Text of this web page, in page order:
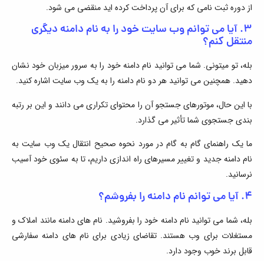
از دوره ثبت نامی که برای آن پرداخت کرده اید منقضی می شود.
۳. آیا می توانم وب سایت خود را به نام دامنه دیگری
منتقل کنم؟
بله، تو میتونی. شما می توانید نام دامنه خود را به سرور میزبان خود نشان
دهید. همچنین می توانید هر دو نام دامنه را به یک وب سایت اشاره کنید.
با این حال، موتورهای جستجو آن را محتوای تکراری می دانند و این بر رتبه
بندی جستجوی شما تأثیر می گذارد.
ما یک راهنمای گام به گام در مورد نحوه صحیح انتقال یک وب سایت به
نام دامنه جدید و تغییر مسیرهای راه اندازی داریم، تا به سئوی خود آسیب
نرسانید.
۴. آیا می توانم نام دامنه را بفروشم؟
بله، شما می توانید نام دامنه خود را بفروشید. نام های دامنه مانند املاک و
مستغلات برای وب هستند. تقاضای زیادی برای نام های دامنه سفارشی
قابل برند خوب وجود دارد.